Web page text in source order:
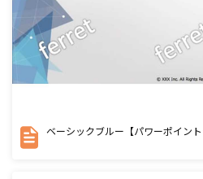
ベーシックブルー【パワーポイント